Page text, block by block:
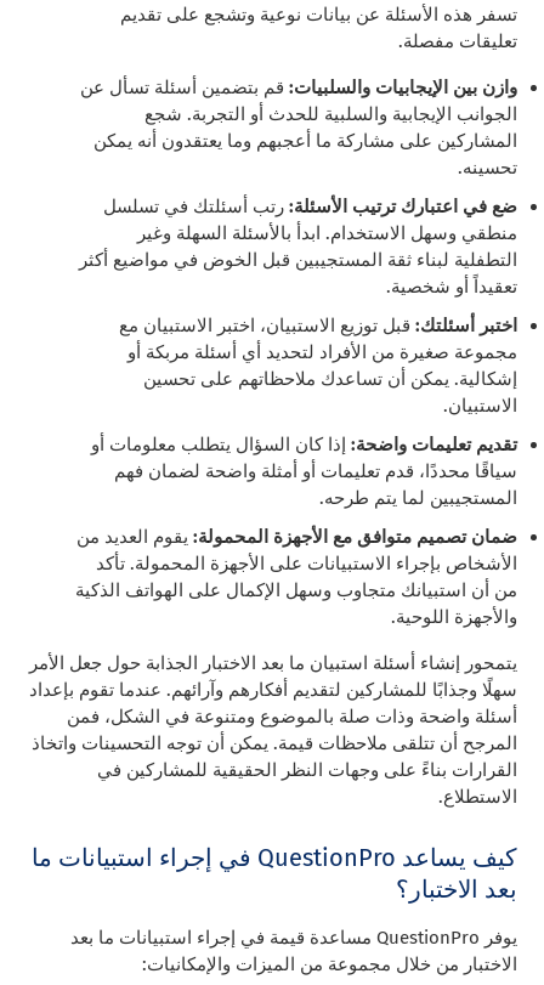
تسفر هذه الأسئلة عن بيانات نوعية وتشجع على تقديم
تعليقات مفصلة.
وازن بين الإيجابيات والسلبيات: قم بتضمين أسئلة تسأل عن
الجوانب الإيجابية والسلبية للحدث أو التجربة. شجع
المشاركين على مشاركة ما أعجبهم وما يعتقدون أنه يمكن
تحسينه.
ضع في اعتبارك ترتيب الأسئلة:رتب أسئلتك في تسلسل
منطقي وسهل الاستخدام. ابدأ بالأسئلة السهلة وغير
التطفلية لبناء ثقة المستجيبين قبل الخوض في مواضيع أكثر
تعقيداً أو شخصية.
اختبر أسئلتك: قبل توزيع الاستبيان، اختبر الاستبيان مع
مجموعة صغيرة من الأفراد لتحديد أي أسئلة مربكة أو
إشكالية. يمكن أن تساعدك ملاحظاتهم على تحسين
الاستبيان.
تقديم تعليمات واضحة: إذا كان السؤال يتطلب معلومات أو
سياقًا محددًا، قدم تعليمات أو أمثلة واضحة لضمان فهم
المستجيبين لما يتم طرحه.
ضمان تصميم متوافق مع الأجهزة المحمولة: يقوم العديد من
الأشخاص بإجراء الاستبيانات على الأجهزة المحمولة. تأكد
من أن استبيانك متجاوب وسهل الإكمال على الهواتف الذكية
والأجهزة اللوحية.
يتمحور إنشاء أسئلة استبيان ما بعد الاختبار الجذابة حول جعل الأمر
سهلًا وجذابًا للمشاركين لتقديم أفكارهم وآرائهم. عندما تقوم بإعداد
أسئلة واضحة وذات صلة بالموضوع ومتنوعة في الشكل، فمن
المرجح أن تتلقى ملاحظات قيمة. يمكن أن توجه التحسينات واتخاذ
القرارات بناءً على وجهات النظر الحقيقية للمشاركين في
الاستطلاع.
كيف يساعد QuestionPro في إجراء استبيانات ما
بعد الاختبار؟
يوفر QuestionPro مساعدة قيمة في إجراء استبيانات ما بعد
الاختبار من خلال مجموعة من الميزات والإمكانيات: